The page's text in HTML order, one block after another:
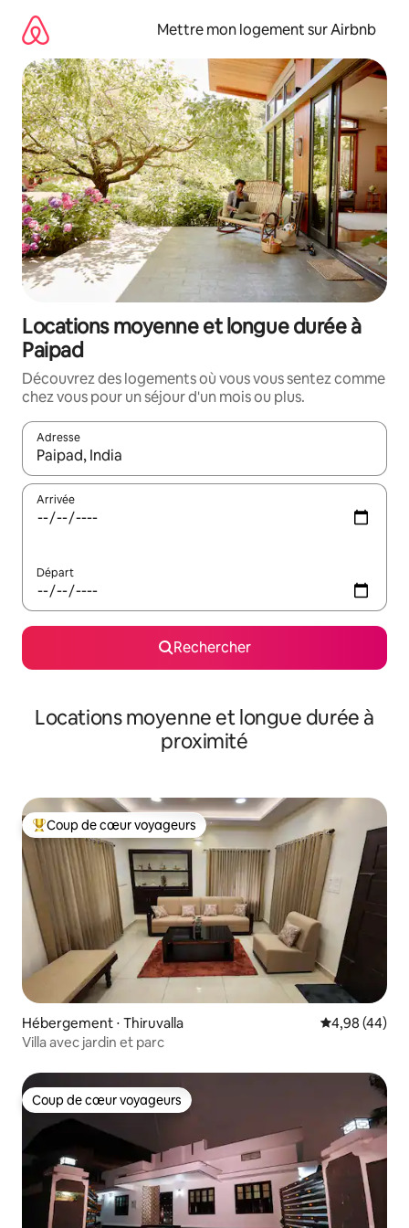
directement
contenu
Mettre mon logement sur Airbnb
Locations moyenne et longue durée à
Paipad
Découvrez des logements où vous vous sentez comme
chez vous pour un séjour d'un mois ou plus.
Adresse
Lorsque les résultats s'affichent, utilisez les flèches vers le
Arrivée
Départ
Rechercher
Locations moyenne et longue durée à
proximité
Coups de cœur voyageurs les plus appréciés
Coup de cœur voyageurs
Hébergement ⋅ Thiruvalla Évaluation
4,98 (44)
Villa avec jardin et parc
Coup de cœur voyageurs
Coup de cœur voyageurs